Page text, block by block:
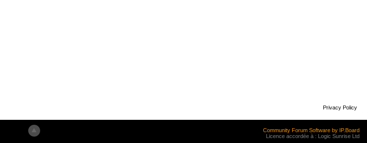
Privacy Policy
Community Forum Software by IP.Board
Licence accordée à : Logic Sunrise Ltd